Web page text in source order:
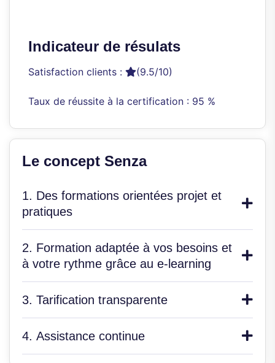
Indicateur de résulats
Satisfaction clients : (9.5/10)
Taux de réussite à la certification : 95 %
Le concept Senza
1. Des formations orientées projet et
pratiques
2. Formation adaptée à vos besoins et
à votre rythme grâce au e-learning
3. Tarification transparente
4. Assistance continue